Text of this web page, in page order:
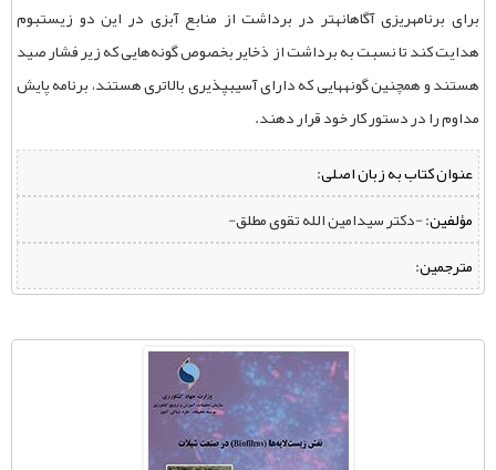
برای برنامهریزی آگاهانهتر در برداشت از منابع آبزی در این دو زیستبوم
هدایت کند تا نسبت به برداشت از ذخایر بخصوص گونه‌‌هایی که زیر فشار صید
هستند و همچنین گونههایی که دارای آسیبپذیری بالاتری هستند، برنامه پایش
مداوم را در دستور کار خود قرار دهند.
عنوان کتاب به زبان اصلی:
مؤلفین:‌ -دکتر سیدامین الله تقوی مطلق-
مترجمین: